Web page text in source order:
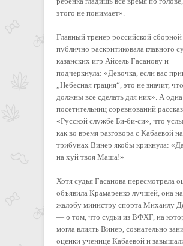
этого не понимает».
Главный тренер российской сборной
публично раскритиковала главного
казанских игр Айсель Гасанову и
подчеркнула: «Девочка, если вас
„Небесная грация“, это не значит,
должны все сделать для них». А одна
посетительниц соревнований
«Русской службе Би-би-си», что
как во время разговора с Кабаевой на
трибунах Винер якобы крикнула:
на хуй твоя Маша!»
Хотя судья Гасанова пересмотрела
объявила Крамаренко лучшей, она
жалобу министру спорта Михаилу
— о том, что судьи из ВФХГ, на
могла влиять Винер, сознательно
оценки ученице Кабаевой и